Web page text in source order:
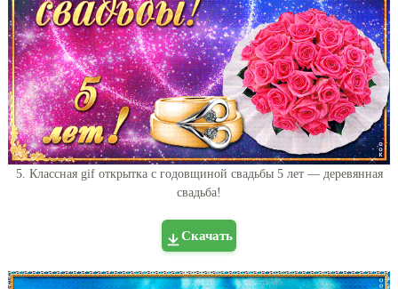
5. Классная gif открытка с годовщиной свадьбы 5 лет — деревянная
свадьба!
Скачать